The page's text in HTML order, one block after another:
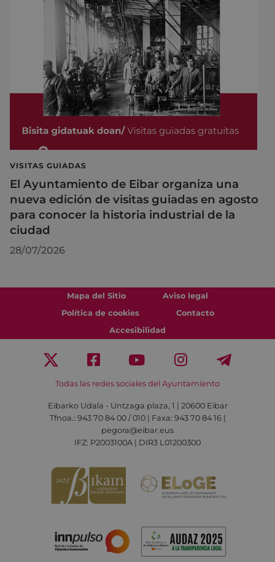
VISITAS GUIADAS
El Ayuntamiento de Eibar organiza una
nueva edición de visitas guiadas en agosto
para conocer la historia industrial de la
ciudad
28/07/2026
Mapa del Sitio
Aviso legal
Política de cookies
Contacto
Accesibilidad
Todas las redes sociales del Ayuntamiento
Eibarko Udala - Untzaga plaza, 1 | 20600 Eibar
Tfnoa.: 943 70 84 00 / 010 | Faxa: 943 70 84 16 |
pegora@eibar.eus
IFZ: P2003100A | DIR3 L01200300